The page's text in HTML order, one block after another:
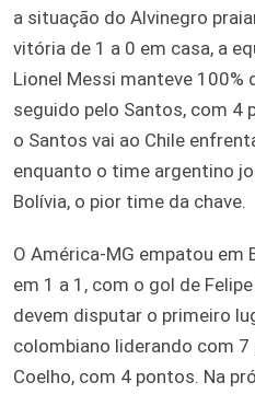
a situação do Alvinegro
vitória de 1 a 0 em casa, a
Lionel Messi manteve 100%
seguido pelo Santos, com 4
o Santos vai ao Chile
enquanto o time argentino
Bolívia, o pior time da chave.
O América-MG empatou
em 1 a 1, com o gol de
devem disputar o primeiro
colombiano liderando com
Coelho, com 4 pontos. Na